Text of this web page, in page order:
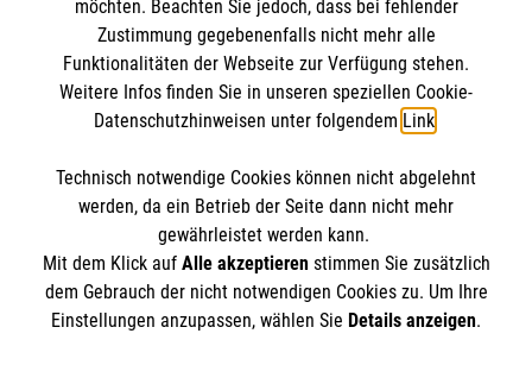
Newsletter abonnieren
Cookies verwalten|AGB|Impressum|Datenschutz
Barrierefreiheit |Kontakt| Sharepoint|Mediathek
möchten. Beachten Sie jedoch, dass bei fehlender
Zustimmung gegebenenfalls nicht mehr alle
Funktionalitäten der Webseite zur Verfügung stehen.
Weitere Infos finden Sie in unseren speziellen Cookie-
Datenschutzhinweisen unter folgendem Link.
Technisch notwendige Cookies können nicht abgelehnt
werden, da ein Betrieb der Seite dann nicht mehr
gewährleistet werden kann.
Mit dem Klick auf Alle akzeptierenstimmen Sie zusätzlich
dem Gebrauch der nicht notwendigen Cookies zu. Um Ihre
Einstellungen anzupassen, wählen Sie Details anzeigen.